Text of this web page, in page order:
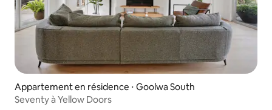
Appartement en résidence ⋅ Goolwa South
Seventy à Yellow Doors